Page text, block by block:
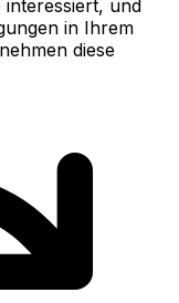
interessiert, und
in Ihrem
diese